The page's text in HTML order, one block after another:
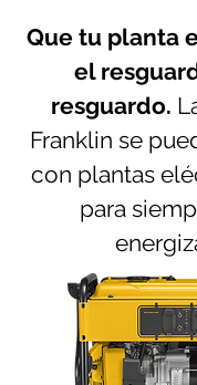
Que tu planta
el
resguardo.
Franklin se
con plantas
para